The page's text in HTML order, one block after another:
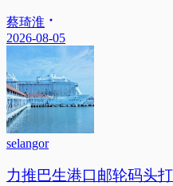
蔡琦淮
2026-08-05
selangor
力推巴生港口邮轮码头